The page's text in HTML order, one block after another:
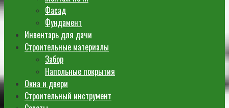
Фасад
Фундамент
Инвентарь для дачи
Строительные материалы
Забор
Напольные покрытия
Окна и двери
Строительный инструмент